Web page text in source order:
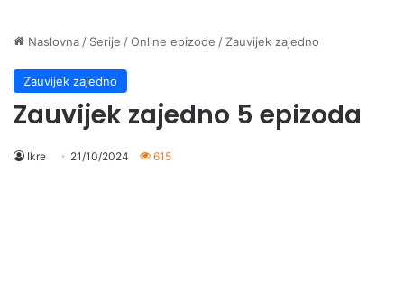
Naslovna / Serije /Online epizode / Zauvijek zajedno
Zauvijek zajedno
Zauvijek zajedno 5 epizoda
Ikre 21/10/2024 615